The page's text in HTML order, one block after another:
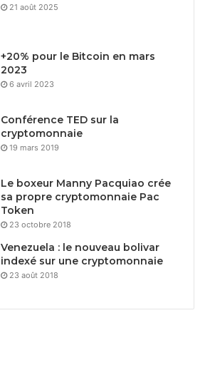
21 août 2025
+20% pour le Bitcoin en mars
2023
6 avril 2023
Conférence TED sur la
cryptomonnaie
19 mars 2019
Le boxeur Manny Pacquiao crée
sa propre cryptomonnaie Pac
Token
23 octobre 2018
Venezuela : le nouveau bolivar
indexé sur une cryptomonnaie
23 août 2018